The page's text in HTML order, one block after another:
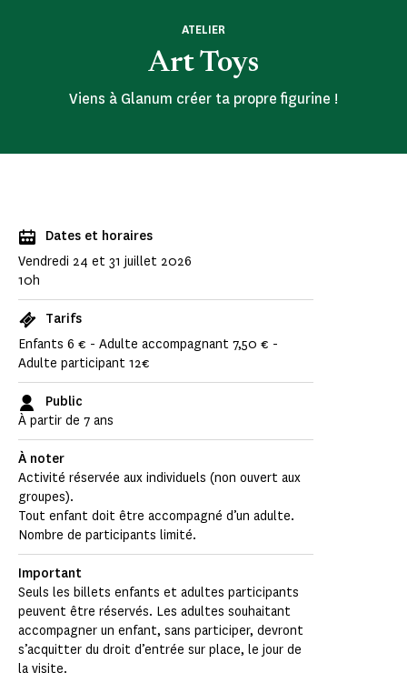
Art Toys
ATELIER
Viens à Glanum créer ta propre figurine !
Dates et horaires
Vendredi 24 et 31 juillet 2026
10h
Tarifs
Enfants 6 € - Adulte accompagnant 7,50 € -
Adulte participant 12€
Public
À partir de 7 ans
À noter
Activité réservée aux individuels (non ouvert aux
groupes).
Tout enfant doit être accompagné d’un adulte.
Nombre de participants limité.
Important
Seuls les billets enfants et adultes participants
peuvent être réservés. Les adultes souhaitant
accompagner un enfant, sans participer, devront
s’acquitter du droit d’entrée sur place, le jour de
la visite.